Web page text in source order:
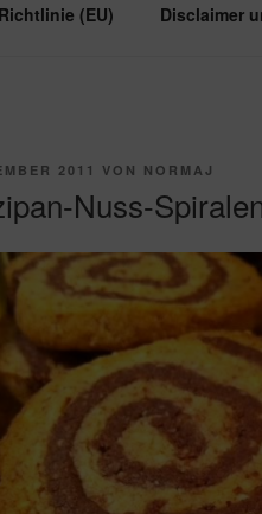
(EU) Disclaimer
2011 VON NORMAJ
Nuss-